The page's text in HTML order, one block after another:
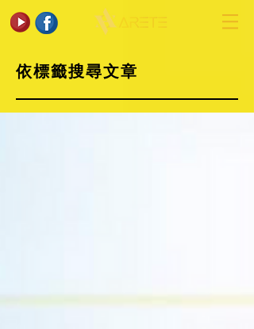
依標籤搜尋文章